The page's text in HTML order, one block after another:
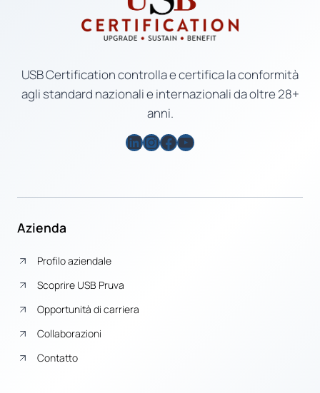
USB Certification controlla e certifica la conformità
agli standard nazionali e internazionali da oltre 28+
anni.
LinkedIn
Instagram
Facebook
YouTube
Azienda
Profilo aziendale
Scoprire USB Pruva
Opportunità di carriera
Collaborazioni
Contatto